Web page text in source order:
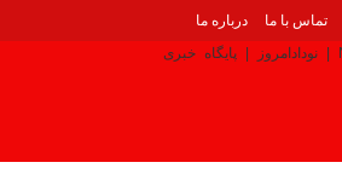
تماس با ما درباره ما